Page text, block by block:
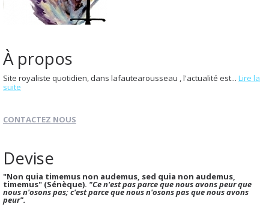
À propos
Site royaliste quotidien, dans lafautearousseau , l'actualité est... Lire la
suite
CONTACTEZ NOUS
Devise
"Non quia timemus non audemus, sed quia non audemus,
timemus" (Sénèque). "Ce n'est pas parce que nous avons peur que
nous n'osons pas; c'est parce que nous n'osons pas que nous avons
peur".